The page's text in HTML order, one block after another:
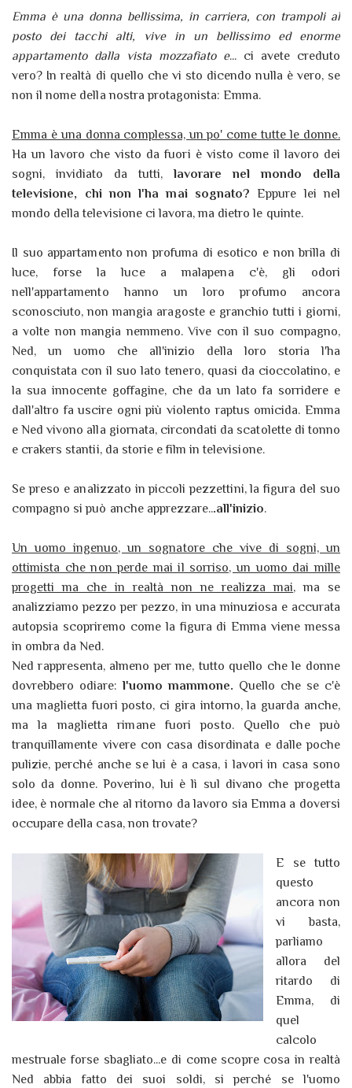
Emma è una donna bellissima, in carriera, con trampoli al
posto dei tacchi alti, vive in un bellissimo ed enorme
appartamento dalla vista mozzafiato e... ci avete creduto
vero? In realtà di quello che vi sto dicendo nulla è vero, se
non il nome della nostra protagonista: Emma.
Emma è una donna complessa, un po' come tutte le donne.
Ha un lavoro che visto da fuori è visto come il lavoro dei
sogni, invidiato da tutti,lavorare nel mondo della
televisione, chi non l'ha mai sognato? Eppure lei nel
mondo della televisione ci lavora, ma dietro le quinte.
Il suo appartamento non profuma di esotico e non brilla di
luce, forse la luce a malapena c'è, gli odori
nell'appartamento hanno un loro profumo ancora
sconosciuto, non mangia aragoste e granchio tutti i giorni,
a volte non mangia nemmeno. Vive con il suo compagno,
Ned, un uomo che all'inizio della loro storia l'ha
conquistata con il suo lato tenero, quasi da cioccolatino, e
la sua innocente goffagine, che da un lato fa sorridere e
dall'altro fa uscire ogni più violento raptus omicida. Emma
e Ned vivono alla giornata, circondati da scatolette di tonno
e crakers stantii, da storie e film in televisione.
Se preso e analizzato in piccoli pezzettini, la figura del suo
compagno si può anche apprezzare...all'inizio.
Un uomo ingenuo, un sognatore che vive di sogni, un
ottimista che non perde mai il sorriso, un uomo dai mille
progetti ma che in realtà non ne realizza mai, ma se
analizziamo pezzo per pezzo, in una minuziosa e accurata
autopsia scopriremo come la figura di Emma viene messa
in ombra da Ned.
Ned rappresenta, almeno per me, tutto quello che le donne
dovrebbero odiare:l'uomo mammone. Quello che se c'è
una maglietta fuori posto, ci gira intorno, la guarda anche,
ma la maglietta rimane fuori posto. Quello che può
tranquillamente vivere con casa disordinata e dalle poche
pulizie, perché anche se lui è a casa, i lavori in casa sono
solo da donne. Poverino, lui è lì sul divano che progetta
idee, è normale che al ritorno da lavoro sia Emma a doversi
occupare della casa, non trovate?
E se tutto
questo
ancora non
vi basta,
parliamo
allora del
ritardo di
Emma, di
quel
calcolo
mestruale forse sbagliato...e di come scopre cosa in realtà
Ned abbia fatto dei suoi soldi, si perché se l'uomo